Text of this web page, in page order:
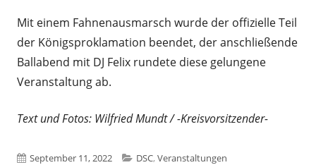
Mit einem Fahnenausmarsch wurde der offizielle Teil
der Königsproklamation beendet, der anschließende
Ballabend mit DJ Felix rundete diese gelungene
Veranstaltung ab.
Text und Fotos: Wilfried Mundt / -Kreisvorsitzender-
Veröffentlicht
September 11, 2022 Kategorien
DSC, Veranstaltungen